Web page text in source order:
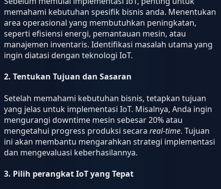
memahami kebutuhan spesifik bisnis anda. Menentukan
area operasional yang membutuhkan peningkatan,
seperti efisiensi energi, pemantauan mesin, atau
manajemen inventaris. Identifikasi masalah utama yang
ingin diatasi dengan teknologi IoT.
2. Tentukan Tujuan dan Sasaran
Setelah memahami kebutuhan bisnis, tetapkan tujuan
yang jelas untuk implementasi IoT. Misalnya, Anda ingin
mengurangi downtime mesin sebesar 20% atau
mengetahui progress produksi secara real-time. Tujuan
ini akan membantu mengarahkan strategi implementasi
dan mengevaluasi keberhasilannya.
3. Pilih perangkat IoT yang Tepat